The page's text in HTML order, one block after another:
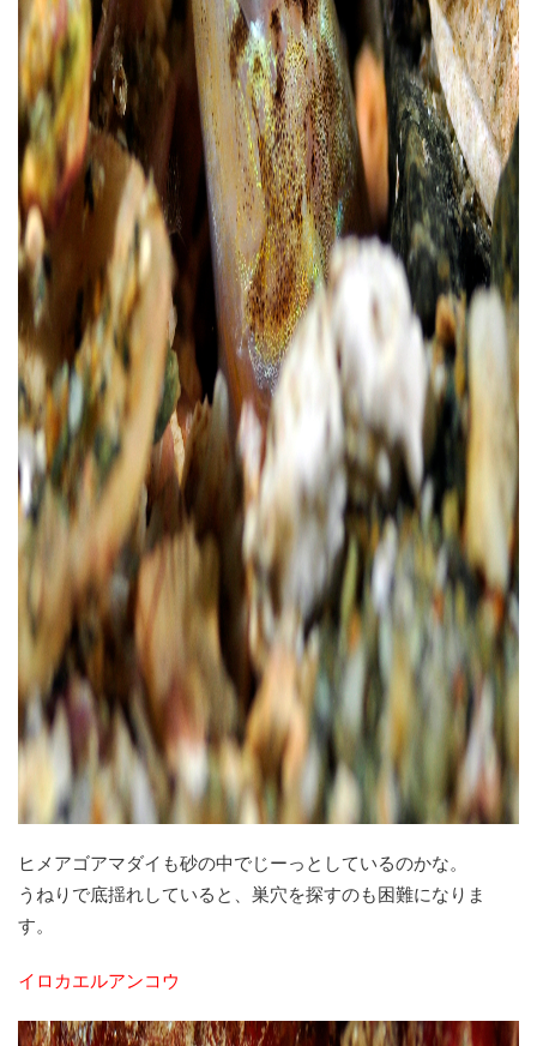
ヒメアゴアマダイも砂の中でじーっとしているのかな。
うねりで底揺れしていると、巣穴を探すのも困難になりま
す。
イロカエルアンコウ